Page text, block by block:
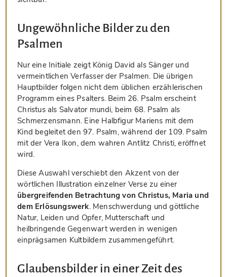
Ungewöhnliche Bilder zu den
Psalmen
Nur eine Initiale zeigt König David als Sänger und
vermeintlichen Verfasser der Psalmen. Die übrigen
Hauptbilder folgen nicht dem üblichen erzählerischen
Programm eines Psalters. Beim 26. Psalm erscheint
Christus als Salvator mundi, beim 68. Psalm als
Schmerzensmann. Eine Halbfigur Mariens mit dem
Kind begleitet den 97. Psalm, während der 109. Psalm
mit der Vera Ikon, dem wahren Antlitz Christi, eröffnet
wird.
Diese Auswahl verschiebt den Akzent von der
wörtlichen Illustration einzelner Verse zu einer
übergreifenden Betrachtung von Christus, Maria und
dem Erlösungswerk. Menschwerdung und göttliche
Natur, Leiden und Opfer, Mutterschaft und
heilbringende Gegenwart werden in wenigen
einprägsamen Kultbildern zusammengeführt.
Glaubensbilder in einer Zeit des